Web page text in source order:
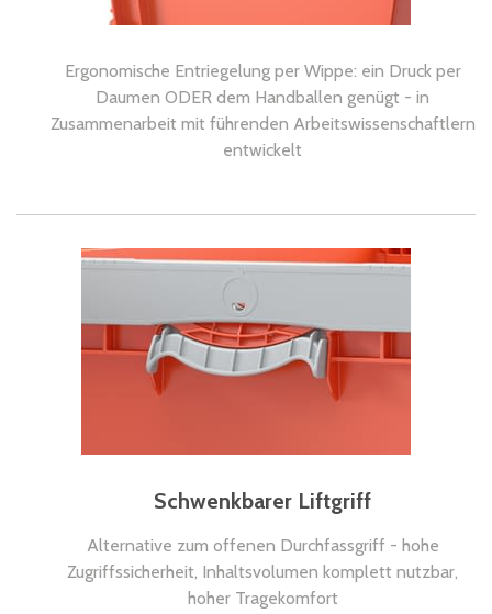
Ergonomische Entriegelung per Wippe: ein Druck per
Daumen ODER dem Handballen genügt - in
Zusammenarbeit mit führenden Arbeitswissenschaftlern
entwickelt
Schwenkbarer Liftgriff
Alternative zum offenen Durchfassgriff - hohe
Zugriffssicherheit, Inhaltsvolumen komplett nutzbar,
hoher Tragekomfort